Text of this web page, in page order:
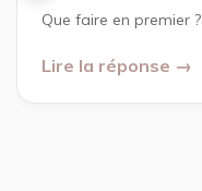
Que faire en premier ?
Lire la réponse →